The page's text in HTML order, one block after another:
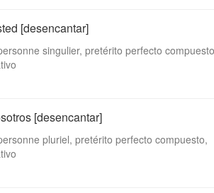
[desencantar]
singulier, pretérito perfecto
[desencantar]
pluriel, pretérito perfecto compuesto,